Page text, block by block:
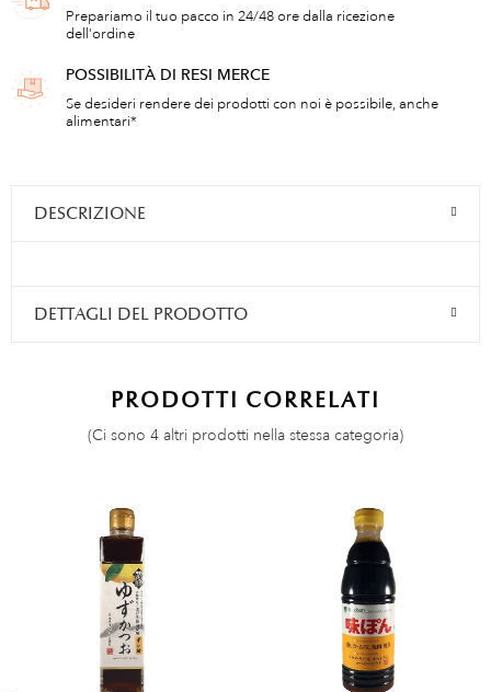
Prepariamo il tuo pacco in 24/48 ore dalla ricezione
dell'ordine
POSSIBILITÀ DI RESI MERCE
Se desideri rendere dei prodotti con noi è possibile, anche
alimentari*
DESCRIZIONE
DETTAGLI DEL PRODOTTO
PRODOTTI CORRELATI
(Ci sono 4 altri prodotti nella stessa categoria)